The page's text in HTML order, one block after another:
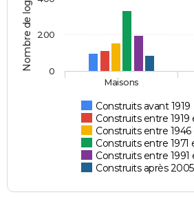
Construits avant 1919
Construits entre 1919
Construits entre 1946
Construits entre 1971
Construits entre
Construits après 2005
Maisons
0
200